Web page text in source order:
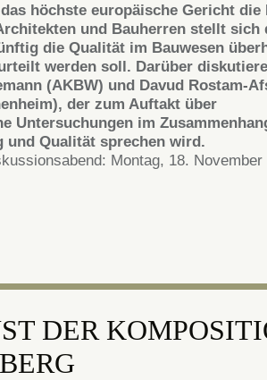
höchste europäische Gericht die
und Bauherren stellt sich
die Qualität im Bauwesen
werden soll. Darüber
(AKBW) und Davud Rostam-
der zum Auftakt über
Untersuchungen im
und Qualität sprechen wird.
Montag, 18. November
DER